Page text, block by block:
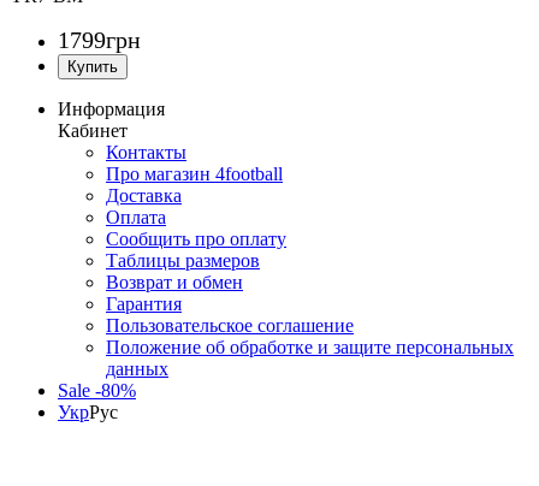
1799грн
Информация
Кабинет
Контакты
Про магазин 4football
Доставка
Оплата
Сообщить про оплату
Таблицы размеров
Возврат и обмен
Гарантия
Пользовательское соглашение
Положение об обработке и защите персональных
данных
Sale -80%
УкрРус